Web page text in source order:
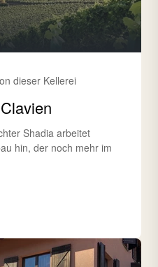
dieser Kellerei
Shadia arbeitet
hin, der noch mehr im